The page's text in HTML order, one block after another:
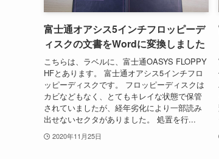
富士通オアシス5インチフロッピーデ
ィスクの文書をWordに変換しました
こちらは、ラベルに、富士通OASYS FLOPPY
HFとあります。 富士通オアシス5インチフロ
ッピーディスクです。 フロッピーディスクは
カビなどもなく、とてもキレイな状態で保管
されていましたが、経年劣化により一部読み
出せないセクタがありました。 処置を行...
2020年11月25日